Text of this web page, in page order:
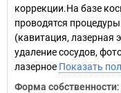
коррекции.На базе
проводятся
(кавитация, лазерная
удаление сосудов,
лазерное Показать
Форма собственности